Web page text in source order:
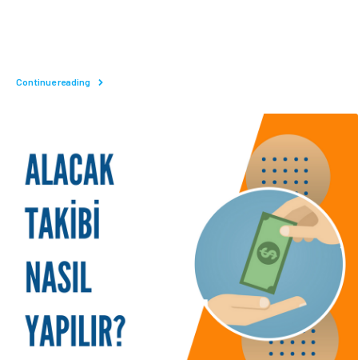
Continue reading